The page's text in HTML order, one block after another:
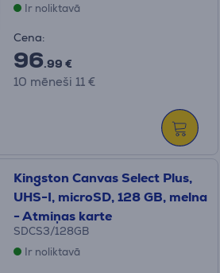
Ir noliktavā
Cena:
96.99 €
10 mēneši 11 €
Kingston Canvas Select Plus,
UHS-I, microSD, 128 GB, melna
- Atmiņas karte
SDCS3/128GB
Ir noliktavā